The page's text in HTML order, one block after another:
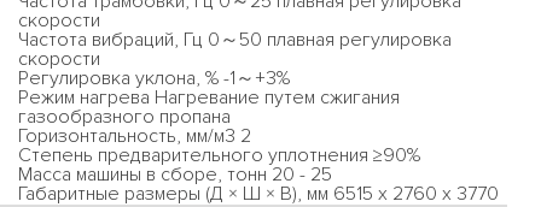
скорости
Частота вибраций, Гц 0～50 плавная регулировка
скорости
Регулировка уклона, % -1～+3%
Режим нагрева Нагревание путем сжигания
газообразного пропана
Горизонтальность, мм/м3 2
Степень предварительного уплотнения ≥90%
Масса машины в сборе, тонн 20 - 25
Габаритные размеры (Д × Ш × В), мм 6515 x 2760 x 3770